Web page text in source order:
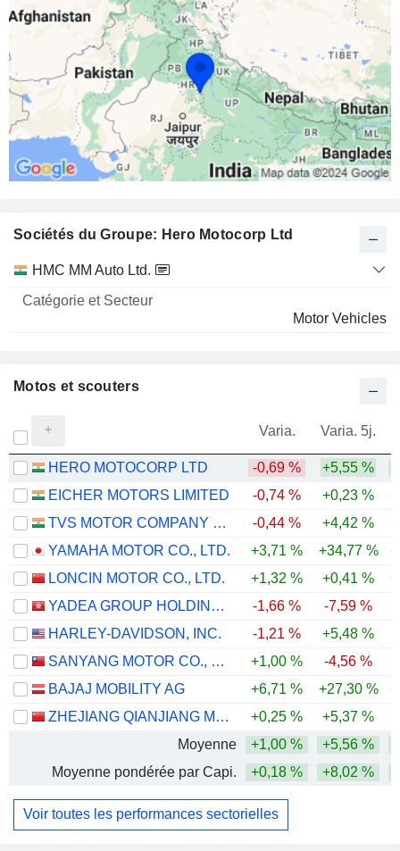
Sociétés du Groupe: Hero Motocorp Ltd
Nom
Catégorie
Secteur
HMC MM Auto Ltd.
Motor Vehicles
Motos et scouters
Varia. Varia. 5j.
HERO MOTOCORP LTD -0,69 % +5,55 %
EICHER MOTORS LIMITED
-0,74 % +0,23 %
TVS MOTOR COMPANY LIMITED
-0,44 % +4,42 %
YAMAHA MOTOR CO., LTD.
+3,71 % +34,77 %
LONCIN MOTOR CO., LTD.
+1,32 % +0,41 %
YADEA GROUP HOLDINGS LTD.
-1,66 % -7,59 %
HARLEY-DAVIDSON, INC.
-1,21 % +5,48 %
SANYANG MOTOR CO., LTD.
+1,00 % -4,56 %
BAJAJ MOBILITY AG
+6,71 % +27,30 %
ZHEJIANG QIANJIANG MOTORCYCLE CO., LTD.
+0,25 % +5,37 %
Moyenne
+1,00 % +5,56 %
Moyenne pondérée par Capi.
+0,18 % +8,02 %
Voir toutes les performances sectorielles